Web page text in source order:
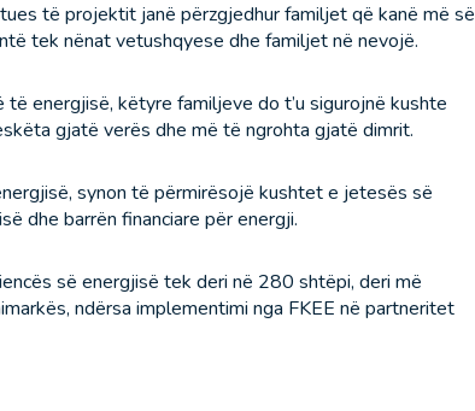
të projektit janë përzgjedhur familjet që kanë më së
tek nënat vetushqyese dhe familjet në nevojë.
energjisë, këtyre familjeve do t’u sigurojnë kushte
gjatë verës dhe më të ngrohta gjatë dimrit.
synon të përmirësojë kushtet e jetesës së
dhe barrën financiare për energji.
së energjisë tek deri në 280 shtëpi, deri më
ndërsa implementimi nga FKEE në partneritet